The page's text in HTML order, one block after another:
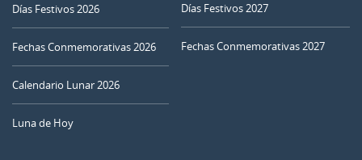
Días Festivos 2026
Fechas Conmemorativas 2026
Calendario Lunar 2026
Luna de Hoy
Días Festivos 2027
Fechas Conmemorativas 2027